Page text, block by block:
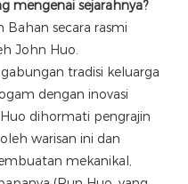
mengenai sejarahnya?
Bahan secara rasmi
John Huo.
tradisi keluarga
dengan inovasi
dihormati pengrajin
warisan ini dan
mekanikal,